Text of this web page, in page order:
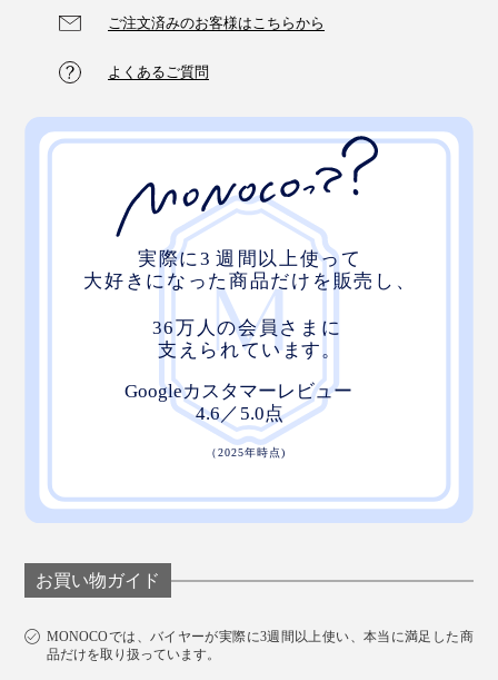
光が差し込む浅瀬から、グランブルーの深い海へ続いて
ご注文済みのお客様はこちらから
よくあるご質問
お買い物ガイド
MONOCOでは、バイヤーが実際に3週間以上使い、本当に満足した商
品だけを取り扱っています。